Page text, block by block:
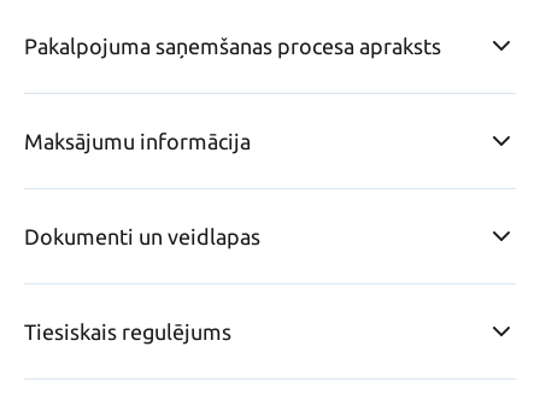
Pakalpojuma saņemšanas procesa apraksts
Maksājumu informācija
Dokumenti un veidlapas
Tiesiskais regulējums